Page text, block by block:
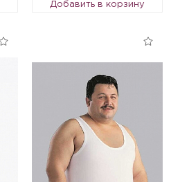
Добавить в корзину